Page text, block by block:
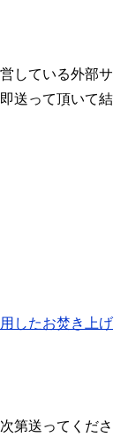
している外部サ
送って頂いて結
したお焚き上げ
第送ってくださ